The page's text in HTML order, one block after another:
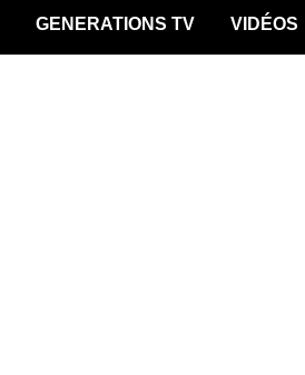
GENERATIONS TV VIDÉOS